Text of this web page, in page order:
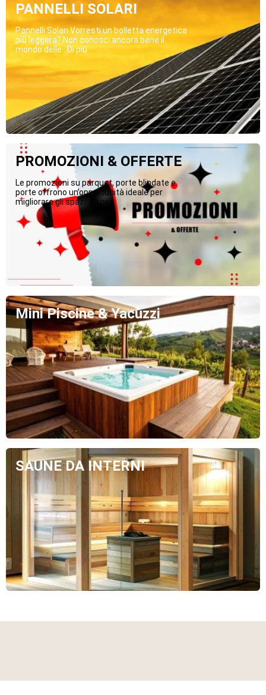
PANNELLI SOLARI
Pannelli Solari Vorresti un bolletta energetica
più leggera? Non conosci ancora bene il
mondo delle...Di più
PROMOZIONI & OFFERTE
Le promozioni su parquet, porte blindate e
porte offrono un’opportunità ideale per
migliorare gli spazi...Di più
Mini Piscine & Yacuzzi
SAUNE DA INTERNI